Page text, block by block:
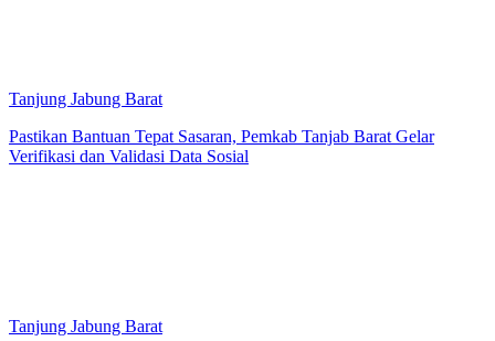
Tanjung Jabung Barat
Pastikan Bantuan Tepat Sasaran, Pemkab Tanjab Barat Gelar
Verifikasi dan Validasi Data Sosial
Tanjung Jabung Barat